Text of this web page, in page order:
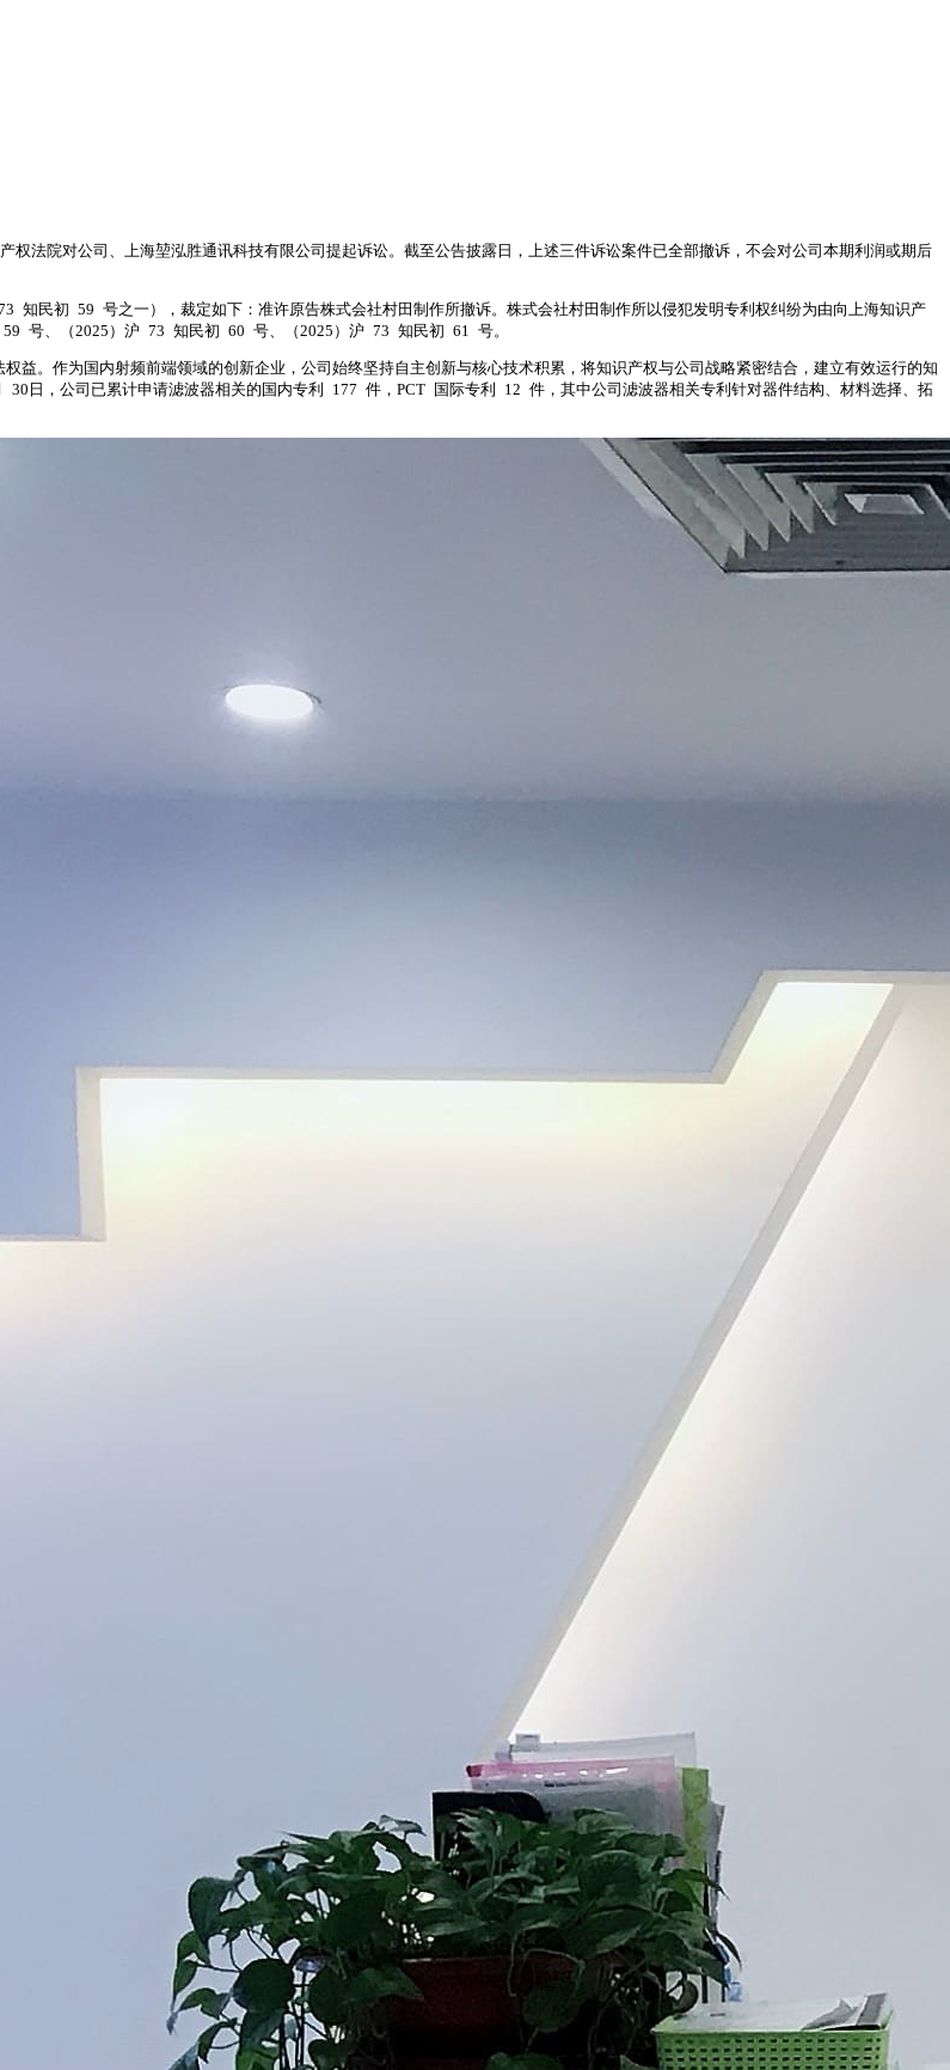
法院对公司、上海堃泓胜通讯科技有限公司提起诉讼。截至公告披露日，上述三件诉讼案件已全部撤诉，不会对公司本期利润或期后
知民初 59 号之一），裁定如下：准许原告株式会社村田制作所撤诉。株式会社村田制作所以侵犯发明专利权纠纷为由向上海知识产
号、（2025）沪 73 知民初 60 号、（2025）沪 73 知民初 61 号。
益。作为国内射频前端领域的创新企业，公司始终坚持自主创新与核心技术积累，将知识产权与公司战略紧密结合，建立有效运行的知
日，公司已累计申请滤波器相关的国内专利 177 件，PCT 国际专利 12 件，其中公司滤波器相关专利针对器件结构、材料选择、拓